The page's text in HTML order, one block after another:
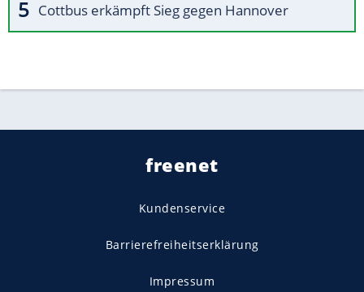
Cottbus erkämpft Sieg gegen Hannover
freenet
Kundenservice
Barrierefreiheitserklärung
Impressum